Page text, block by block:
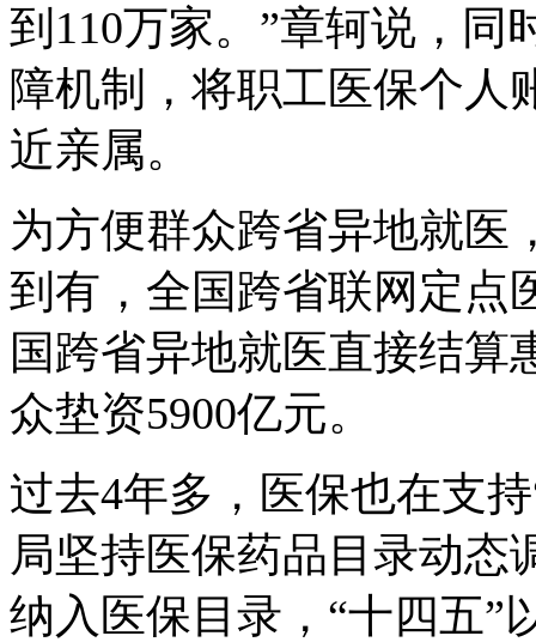
到110万家。”章轲说，
障机制，将职工医保个人
近亲属。
为方便群众跨省异地就医
到有，全国跨省联网定点
国跨省异地就医直接结算
众垫资5900亿元。
过去4年多，医保也在支
局坚持医保药品目录动态
纳入医保目录，“十四五”